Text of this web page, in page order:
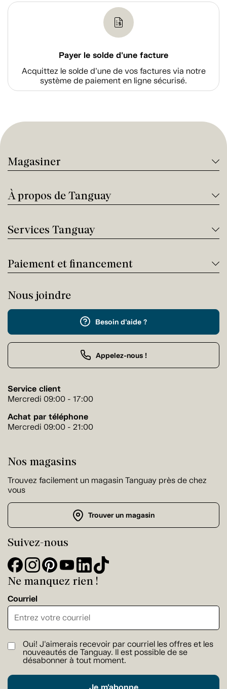
Payer le solde d'une facture
Acquittez le solde d’une de vos factures via notre
système de paiement en ligne sécurisé.
Magasiner
À propos de Tanguay
Services Tanguay
Paiement et financement
Nous joindre
Besoin d'aide ?
Appelez-nous !
Service client
Mercredi 09:00 - 17:00
Achat par téléphone
Mercredi 09:00 - 21:00
Nos magasins
Trouvez facilement un magasin Tanguay près de chez
vous
Trouver un magasin
Suivez-nous
Ne manquez rien !
Courriel
Oui! J'aimerais recevoir par courriel les offres et les
nouveautés de Tanguay. Il est possible de se
désabonner à tout moment.